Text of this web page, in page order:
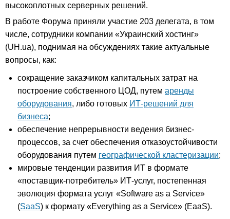
высокоплотных серверных решений.
В работе Форума приняли участие 203 делегата, в том
числе, сотрудники компании «Украинский хостинг»
(UH.ua), поднимая на обсуждениях такие актуальные
вопросы, как:
сокращение заказчиком капитальных затрат на
построение собственного ЦОД, путем аренды
оборудования, либо готовых ИТ-решений для
бизнеса;
обеспечение непрерывности ведения бизнес-
процессов, за счет обеспечения отказоустойчивости
оборудования путем географической кластеризации;
мировые тенденции развития ИТ в формате
«поставщик-потребитель» ИТ-услуг, постепенная
эволюция формата услуг «Software as a Service»
(SaaS) к формату «Everything as a Service» (EaaS).